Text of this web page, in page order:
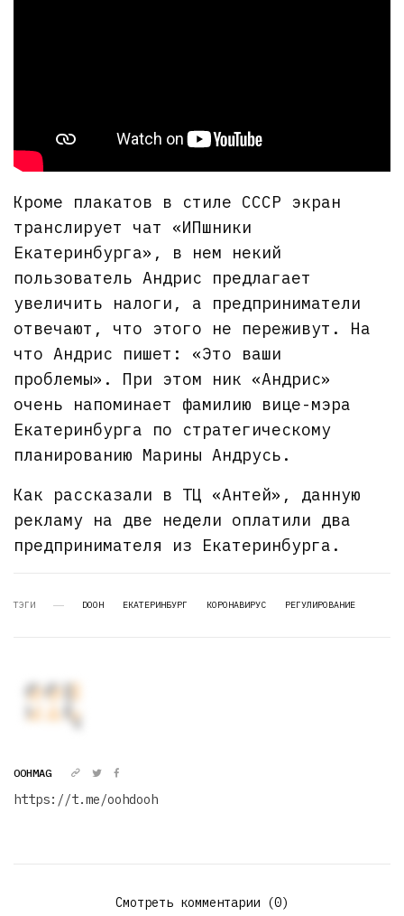
Кроме плакатов в стиле СССР экран
транслирует чат «ИПшники
Екатеринбурга», в нем некий
пользователь Андрис предлагает
увеличить налоги, а предприниматели
отвечают, что этого не переживут. На
что Андрис пишет: «Это ваши
проблемы». При этом ник «Андрис»
очень напоминает фамилию вице-мэра
Екатеринбурга по стратегическому
планированию Марины Андрусь.
Как рассказали в ТЦ «Антей», данную
рекламу на две недели оплатили два
предпринимателя из Екатеринбурга.
ТЭГИ DOOH ЕКАТЕРИНБУРГ КОРОНАВИРУС РЕГУЛИРОВАНИЕ
OOHMAG
https://t.me/oohdooh
Смотреть комментарии (0)